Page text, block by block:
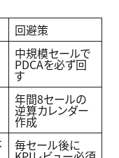
回避策
中規模セールで
PDCAを必ず回
す
年間8セールの
逆算カレンダー
作成
毎セール後に